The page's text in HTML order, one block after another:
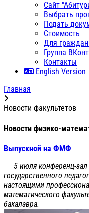
Сайт
Выбрать
Подать
Стоимость
Для
Группа
Контакты
English Version
Главная
Новости факультетов
Новости физико-
Выпускной на ФМФ
5 июля конференц-зал
государственного
настоящими
математического
бакалавра.